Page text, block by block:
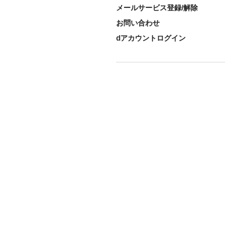
メールサービス登録/解除
お問い合わせ
dアカウントログイン